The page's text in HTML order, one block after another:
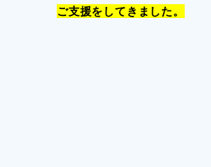
ご支援をしてきました。